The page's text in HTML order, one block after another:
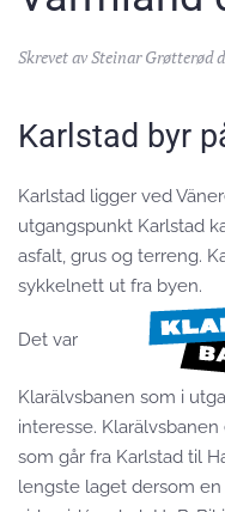
Skrevet avSteinar Grøtterød
Karlstad byr
Karlstad ligger ved
utgangspunkt Karlstad
asfalt, grus og terreng.
sykkelnett ut fra byen.
Det var
Klarälvsbanen som i
interesse.
som går fra Karlstad til
lengste laget dersom